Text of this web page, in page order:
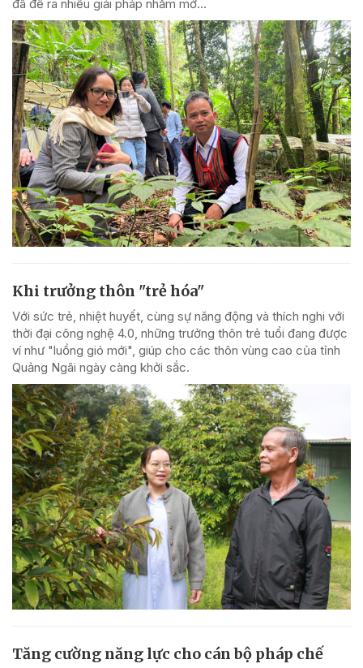
đã đề ra nhiều giải pháp nhằm mở...
Khi trưởng thôn "trẻ hóa"
Với sức trẻ, nhiệt huyết, cùng sự năng động và thích nghi với
thời đại công nghệ 4.0, những trưởng thôn trẻ tuổi đang được
ví như "luồng gió mới", giúp cho các thôn vùng cao của tỉnh
Quảng Ngãi ngày càng khởi sắc.
Tăng cường năng lực cho cán bộ pháp chế